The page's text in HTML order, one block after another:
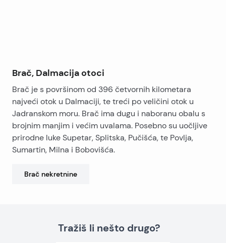
Brač, Dalmacija otoci
Brač je s površinom od 396 četvornih kilometara
najveći otok u Dalmaciji, te treći po veličini otok u
Jadranskom moru. Brač ima dugu i naboranu obalu s
brojnim manjim i većim uvalama. Posebno su uočljive
prirodne luke Supetar, Splitska, Pučišća, te Povlja,
Sumartin, Milna i Bobovišća.
Brač nekretnine
Tražiš li nešto drugo?